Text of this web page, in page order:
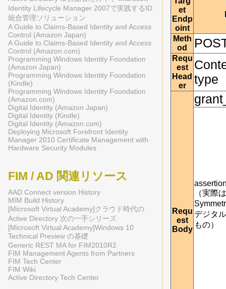
et
Endp
oint
Meth
od
Requ
est
Head
er
type
Requ
est
Body
（実際
デジタ
もの）
Identity Lifecycle Manager 2007で実践するID
統合管理ソリューション
A Guide to Claims-Based Identity and Access
Control (Amazon Japan)
A Guide to Claims-Based Identity and Access
Control (Amazon.com)
Programming Windows Identity Foundation
(Amazon Japan)
Programming Windows Identity Foundation
(Kindle)
Programming Windows Identity Foundation
(Amazon.com)
Digital Identity (Amazon Japan)
Digital Identity (Kindle)
Digital Identity (Amazon.com)
Deploying Microsoft Forefront Identity
Manager 2010 Certificate Management with
Hardware Security Modules
FIM / AD 関連リソース
AAD Connect version History
MIM Build History
[Microsoft Virtual Academy]クラウド時代の
Active Directory 次の一手シリーズ
[Microsoft Virtual Academy]Windows 10
Technical Preview の基礎
Generic REST MA for FIM2010R2
FIM Management Agents from Partners
FIM Tech Center
FIM Wiki
Active Directory Tech Center